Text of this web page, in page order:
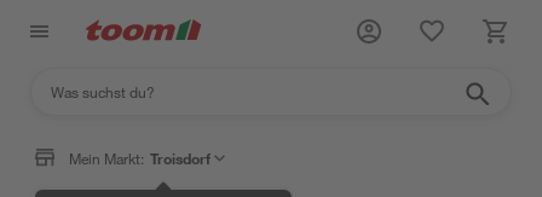
Mein Markt: Troisdorf